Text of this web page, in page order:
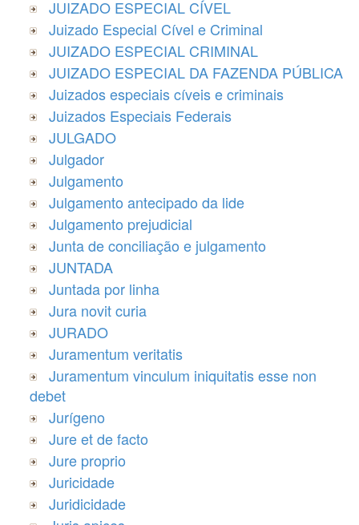
JUIZADO ESPECIAL CÍVEL
Juizado Especial Cível e Criminal
JUIZADO ESPECIAL CRIMINAL
JUIZADO ESPECIAL DA FAZENDA PÚBLICA
Juizados especiais cíveis e criminais
Juizados Especiais Federais
JULGADO
Julgador
Julgamento
Julgamento antecipado da lide
Julgamento prejudicial
Junta de conciliação e julgamento
JUNTADA
Juntada por linha
Jura novit curia
JURADO
Juramentum veritatis
Juramentum vinculum iniquitatis esse non
debet
Jurígeno
Jure et de facto
Jure proprio
Juricidade
Juridicidade